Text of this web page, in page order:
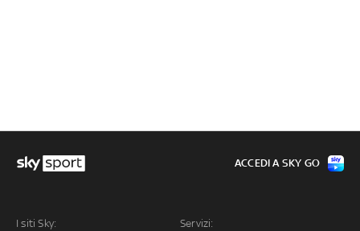
I siti Sky: Servizi:
ACCEDI A SKY GO